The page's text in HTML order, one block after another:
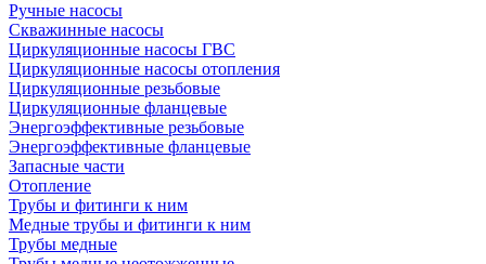
Ручные насосы
Скважинные насосы
Циркуляционные насосы ГВС
Циркуляционные насосы отопления
Циркуляционные резьбовые
Циркуляционные фланцевые
Энергоэффективные резьбовые
Энергоэффективные фланцевые
Запасные части
Отопление
Трубы и фитинги к ним
Медные трубы и фитинги к ним
Трубы медные